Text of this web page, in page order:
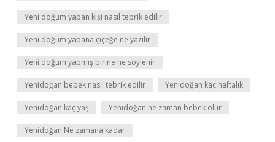
Yeni doğum yapan kişi nasıl tebrik edilir
Yeni doğum yapana çiçeğe ne yazılır
Yeni doğum yapmış birine ne söylenir
Yenidoğan bebek nasıl tebrik edilir Yenidoğan kaç haftalık
Yenidoğan kaç yaş Yenidoğan ne zaman bebek olur
Yenidoğan Ne zamana kadar